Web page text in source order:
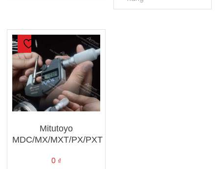
Mitutoyo
MDC/MX/MXT/PX/PXT
0 ₫